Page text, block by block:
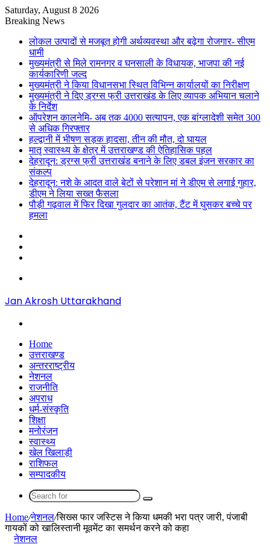
Saturday, August 8 2026
Breaking News
लोकल उत्पादों से मजबूत होगी अर्थव्यवस्था और बढ़ेगा रोजगार- सीएम
धामी
मुख्यमंत्री से मिले रामनगर व घनसाली के विधायक, भाजपा की नई
कार्यकारिणी जल्द
मुख्यमंत्री ने किया विधानसभा स्थित विभिन्न कार्यालयों का निरीक्षण
मुख्यमंत्री ने दिए ड्रग्स फ्री उत्तराखंड के लिए व्यापक अभियान चलाने
के निर्देश
ऑपरेशन कालनेमि- अब तक 4000 सत्यापन, एक बांग्लादेशी समेत 300
से अधिक गिरफ्तार
हल्द्वानी में भीषण सड़क हादसा, तीन की मौत, दो घायल
मातृ स्वास्थ्य के क्षेत्र में उत्तराखण्ड की ऐतिहासिक पहल
देहरादून: ड्रग्स फ्री उत्तराखंड बनाने के लिए डबल इंजन सरकार का
संकल्प
देहरादून: नशे के आदत वाले बेटों से परेशान मां ने डीएम से लगाई गुहार,
डीएम ने लिया सख्त फैसला
पौड़ी गढ़वाल में फिर दिखा गुलदार का आतंक, टैंट में घुसकर बच्चे पर
हमला
Jan Akrosh Uttarakhand
Home
उत्तराखण्ड
अन्तरराष्ट्रीय
नेशनल
राजनीति
अपराध
धर्म-संस्कृति
शिक्षा
मनोरंजन
स्वास्थ्य
खेल खिलाड़ी
राशिफल
सम्पादकीय
Search
Home/नेशनल/सिख्स फार जस्टिस ने किया धमकी भरा पत्र जारी, पंजाबी
गायकों को खालिस्‍तानी मूवमेंट का समर्थन करने को कहा
नेशनल